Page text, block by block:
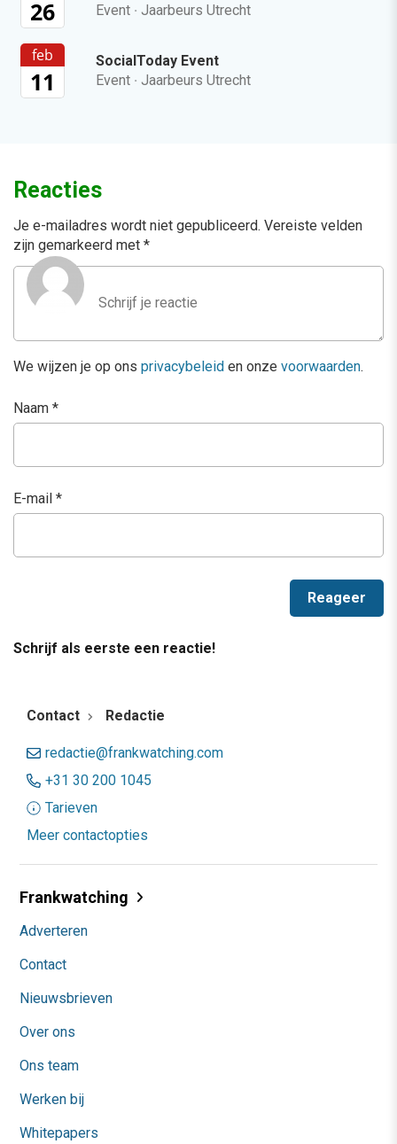
26 Event · Jaarbeurs Utrecht
feb
11
SocialToday Event
Event · Jaarbeurs Utrecht
Reacties
Je e-mailadres wordt niet gepubliceerd. Vereiste velden
zijn gemarkeerd met *
We wijzen je op ons privacybeleid en onze voorwaarden.
Naam *
E-mail *
Schrijf als eerste een reactie!
Contact Redactie
redactie@frankwatching.com
+31 30 200 1045
Tarieven
Meer contactopties
Frankwatching
Adverteren
Contact
Nieuwsbrieven
Over ons
Ons team
Werken bij
Whitepapers